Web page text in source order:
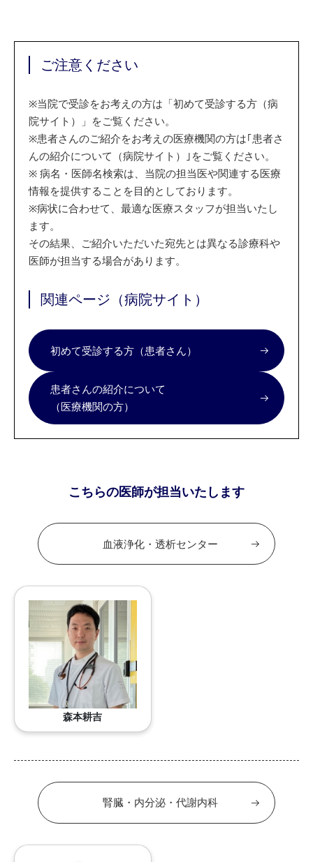
ご注意ください
※当院で受診をお考えの方は「初めて受診する方（病
院サイト）」をご覧ください。
※患者さんのご紹介をお考えの医療機関の方は｢患者さ
んの紹介について（病院サイト）｣をご覧ください。
※ 病名・医師名検索は、当院の担当医や関連する医療
情報を提供することを目的としております。
※病状に合わせて、最適な医療スタッフが担当いたし
ます。
その結果、ご紹介いただいた宛先とは異なる診療科や
医師が担当する場合があります。
関連ページ（病院サイト）
初めて受診する方（患者さん）
患者さんの紹介について
（医療機関の方）
こちらの医師が担当いたします
血液浄化・透析センター
森本耕吉
腎臓・内分泌・代謝内科